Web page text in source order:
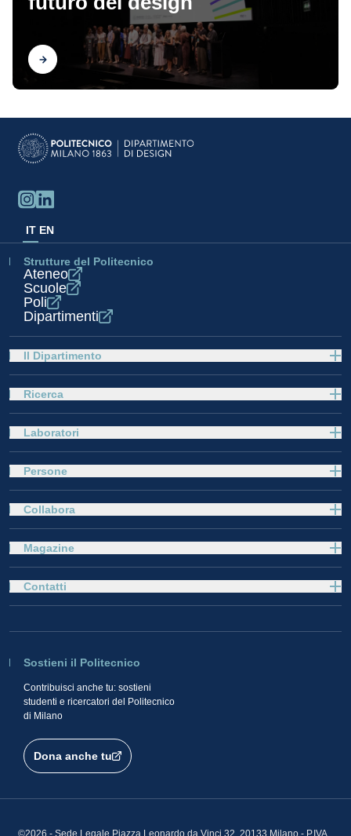
Scopri
IT EN
Strutture del Politecnico
Ateneo
Scuole
Poli
Dipartimenti
Il Dipartimento
Ricerca
Laboratori
Persone
Collabora
Magazine
Sostieni il Politecnico
Contribuisci anche tu: sostieni
studenti e ricercatori del Politecnico
di Milano
Dona anche tu
Contatti
©2026 - Sede Legale Piazza Leonardo da Vinci 32, 20133 Milano - P.IVA